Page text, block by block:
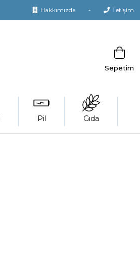
Hakkımızda İletişim
Sepetim
Pil Gıda